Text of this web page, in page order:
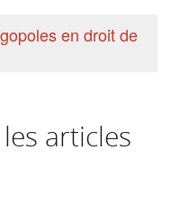
en droit de
articles